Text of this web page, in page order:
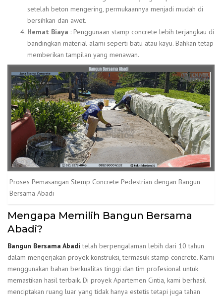
setelah beton mengering, permukaannya menjadi mudah di
bersihkan dan awet.
Hemat Biaya : Penggunaan stamp concrete lebih terjangkau di
bandingkan material alami seperti batu atau kayu. Bahkan tetap
memberikan tampilan yang menawan.
Proses Pemasangan Stemp Concrete Pedestrian dengan Bangun
Bersama Abadi
Mengapa Memilih Bangun Bersama
Abadi?
Bangun Bersama Abadi telah berpengalaman lebih dari 10 tahun
dalam mengerjakan proyek konstruksi, termasuk stamp concrete. Kami
menggunakan bahan berkualitas tinggi dan tim profesional untuk
memastikan hasil terbaik. Di proyek Apartemen Cintia, kami berhasil
menciptakan ruang luar yang tidak hanya estetis tetapi juga tahan